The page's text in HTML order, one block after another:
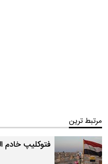
مرتبط ترین
فتوکلیپ خادم